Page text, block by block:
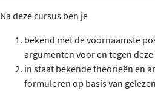
Na deze cursus ben je
bekend met de voornaamste
argumenten voor en tegen
in staat bekende theorieën en
formuleren op basis van